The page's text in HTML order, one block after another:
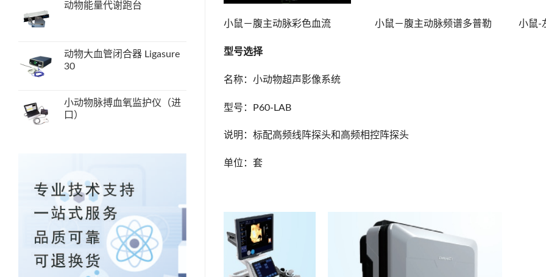
动物能量代谢跑台
动物大血管闭合器 Ligasure
30
小动物脉搏血氧监护仪（进
口）
小鼠－腹主动脉彩色血流 小鼠－腹主动脉频谱多普勒 小鼠-
型号选择
名称：小动物超声影像系统
型号：P60-LAB
说明：标配⾼频线阵探头和⾼频相控阵探头
单位：套